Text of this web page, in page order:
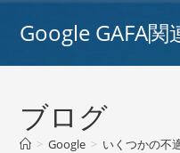
Google GAFA関
ブログ
> Google > いくつかの不